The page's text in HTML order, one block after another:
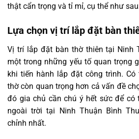
thật cẩn trọng và tỉ mỉ, cụ thể như
Lựa chọn vị trí lắp đặt bàn
Vị trí lắp đặt bàn thờ thiên tại Ninh
một trong những yếu tố quan trọng
khi tiến hành lắp đặt công trình.
thờ còn quan trọng hơn cả vấn đề
đó gia chủ cần chú ý hết sức để có
ngoài trời tại Ninh Thuận Bình
chỉnh nhất.